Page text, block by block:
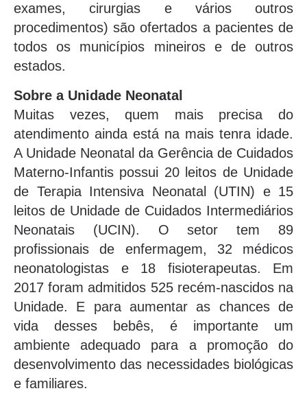
exames, cirurgias e vários outros
procedimentos) são ofertados a pacientes de
todos os municípios mineiros e de outros
estados.
Sobre a Unidade Neonatal
Muitas vezes, quem mais precisa do
atendimento ainda está na mais tenra idade.
A Unidade Neonatal da Gerência de Cuidados
Materno-Infantis possui 20 leitos de Unidade
de Terapia Intensiva Neonatal (UTIN) e 15
leitos de Unidade de Cuidados Intermediários
Neonatais (UCIN). O setor tem 89
profissionais de enfermagem, 32 médicos
neonatologistas e 18 fisioterapeutas. Em
2017 foram admitidos 525 recém-nascidos na
Unidade. E para aumentar as chances de
vida desses bebês, é importante um
ambiente adequado para a promoção do
desenvolvimento das necessidades biológicas
e familiares.